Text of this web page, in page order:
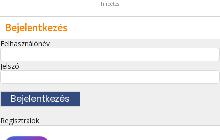
hirdetés
Bejelentkezés
Felhasználónév
Jelszó
Regisztrálok